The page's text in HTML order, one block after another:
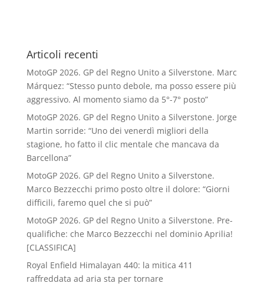
Articoli recenti
MotoGP 2026. GP del Regno Unito a Silverstone. Marc
Márquez: “Stesso punto debole, ma posso essere più
aggressivo. Al momento siamo da 5°-7° posto”
MotoGP 2026. GP del Regno Unito a Silverstone. Jorge
Martin sorride: “Uno dei venerdì migliori della
stagione, ho fatto il clic mentale che mancava da
Barcellona”
MotoGP 2026. GP del Regno Unito a Silverstone.
Marco Bezzecchi primo posto oltre il dolore: “Giorni
difficili, faremo quel che si può”
MotoGP 2026. GP del Regno Unito a Silverstone. Pre-
qualifiche: che Marco Bezzecchi nel dominio Aprilia!
[CLASSIFICA]
Royal Enfield Himalayan 440: la mitica 411
raffreddata ad aria sta per tornare